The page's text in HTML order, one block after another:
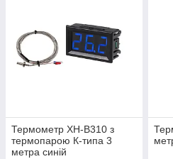
Термометр XH-B310 з
термопарою К-типа 3
метра синій